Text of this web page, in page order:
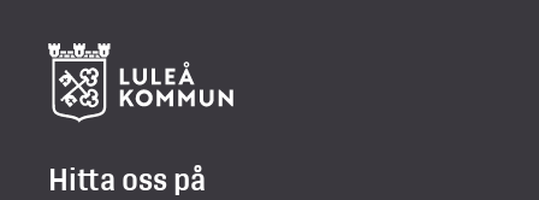
Hitta oss på